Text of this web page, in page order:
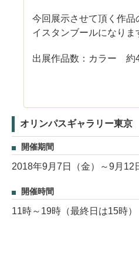
今回展示させて頂く作
イスタンブールになりま
出展作品数：カラー 約
オリンパスギャラリー東京
開催期間
2018年9月7日（金）～9月12
開催時間
11時～19時（最終日は15時）